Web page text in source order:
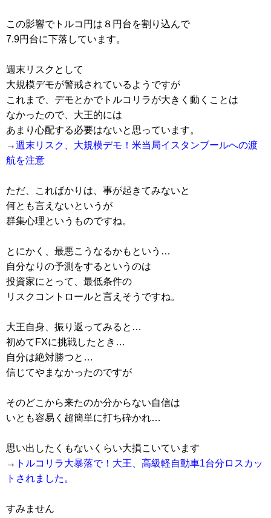
この影響でトルコ円は８円台を割り込んで
7.9円台に下落しています。
週末リスクとして
大規模デモが警戒されているようですが
これまで、デモとかでトルコリラが大きく動くことは
なかったので、大王的には
あまり心配する必要はないと思っています。
→週末リスク、大規模デモ！米当局イスタンブールへの渡
航を注意
ただ、こればかりは、事が起きてみないと
何とも言えないというが
群集心理というものですね。
とにかく、最悪こうなるかもという…
自分なりの予測をするというのは
投資家にとって、最低条件の
リスクコントロールと言えそうですね。
大王自身、振り返ってみると…
初めてFXに挑戦したとき…
自分は絶対勝つと…
信じてやまなかったのですが
そのどこから来たのか分からない自信は
いとも容易く超簡単に打ち砕かれ…
思い出したくもないくらい大損こいています
→ トルコリラ大暴落で！大王、高級軽自動車1台分ロスカッ
トされました。
すみません